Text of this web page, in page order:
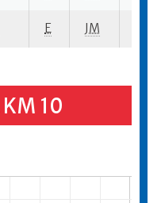
E JM
KM 10